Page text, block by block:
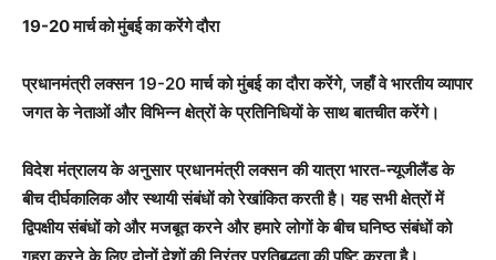
19-20 मार्च को मुंबई का करेंगे दौरा
प्रधानमंत्री लक्सन 19-20 मार्च को मुंबई का दौरा करेंगे, जहाँ वे भारतीय व्यापार
जगत के नेताओं और विभिन्न क्षेत्रों के प्रतिनिधियों के साथ बातचीत करेंगे।
विदेश मंत्रालय के अनुसार प्रधानमंत्री लक्सन की यात्रा भारत-न्यूजीलैंड के
बीच दीर्घकालिक और स्थायी संबंधों को रेखांकित करती है। यह सभी क्षेत्रों में
द्विपक्षीय संबंधों को और मजबूत करने और हमारे लोगों के बीच घनिष्ठ संबंधों को